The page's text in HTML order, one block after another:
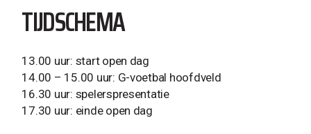
TIJDSCHEMA
13.00 uur: start open dag
14.00 – 15.00 uur: G-voetbal hoofdveld
16.30 uur: spelerspresentatie
17.30 uur: einde open dag